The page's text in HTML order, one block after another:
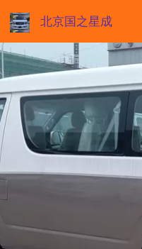
北京国之星成